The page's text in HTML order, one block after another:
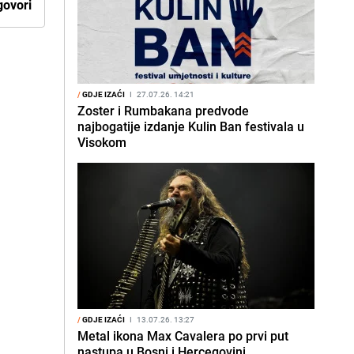
/GDJE IZAĆI I 27.07.26. 14:21
Zoster i Rumbakana predvode
najbogatije izdanje Kulin Ban festivala u
Visokom
/GDJE IZAĆI I 13.07.26. 13:27
Metal ikona Max Cavalera po prvi put